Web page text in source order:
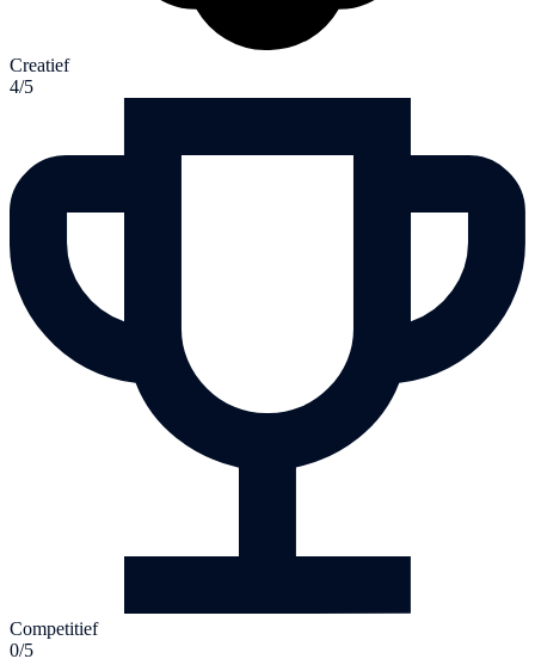
Creatief
4/5
Competitief
0/5